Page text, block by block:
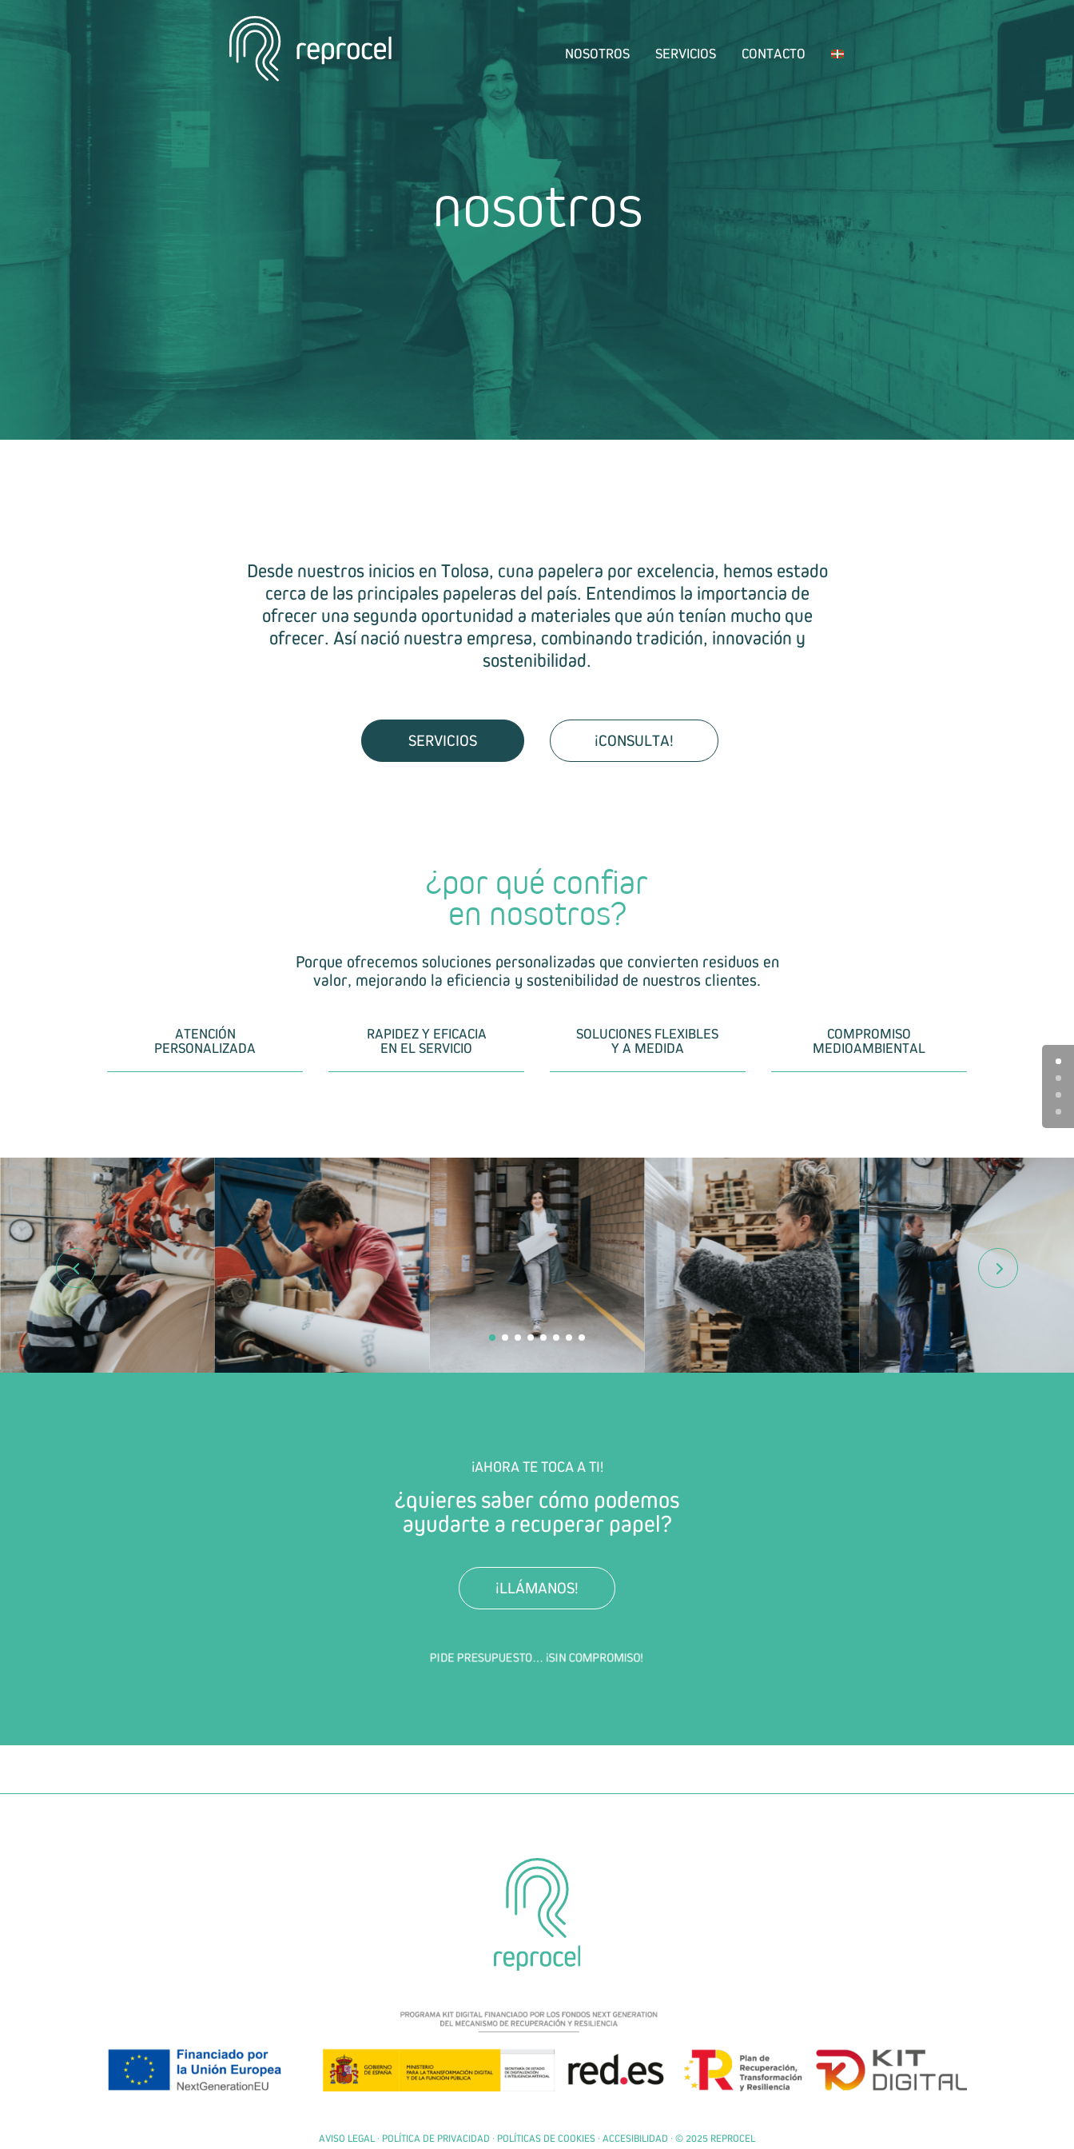
NOSOTROS SERVICIOS CONTACTO
nosotros
Desde nuestros inicios en Tolosa, cuna papelera por excelencia, hemos estado
cerca de las principales papeleras del país. Entendimos la importancia de
ofrecer una segunda oportunidad a materiales que aún tenían mucho que
ofrecer. Así nació nuestra empresa, combinando tradición, innovación y
sostenibilidad.
SERVICIOS ¡CONSULTA!
¿por qué confiar
en nosotros?
Porque ofrecemos soluciones personalizadas que convierten residuos en
valor, mejorando la eficiencia y sostenibilidad de nuestros clientes.
ATENCIÓN
PERSONALIZADA
RAPIDEZ Y EFICACIA
EN EL SERVICIO
SOLUCIONES FLEXIBLES
Y A MEDIDA
COMPROMISO
MEDIOAMBIENTAL
¡AHORA TE TOCA A TI!
¿quieres saber cómo podemos
ayudarte a recuperar papel?
¡LLÁMANOS!
PIDE PRESUPUESTO… ¡SIN COMPROMISO!
AVISO LEGAL· POLÍTICA DE PRIVACIDAD · POLÍTICAS DE COOKIES · ACCESIBILIDAD · © 2025 REPROCEL